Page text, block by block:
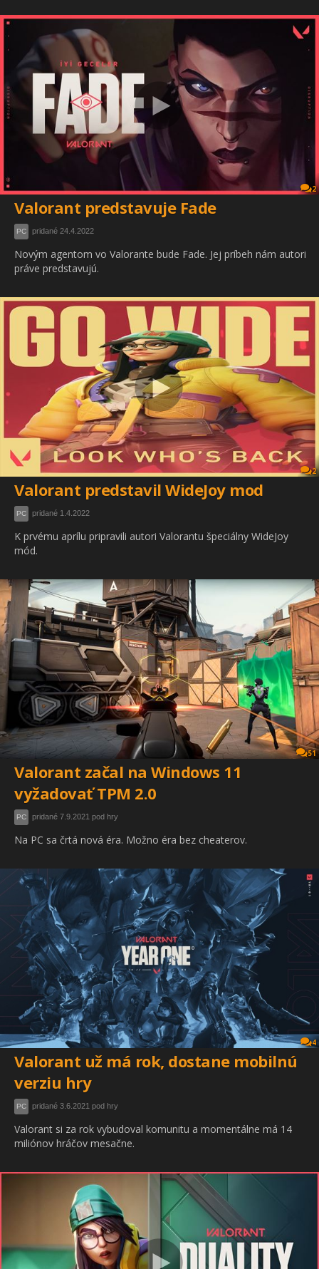
2
Valorant predstavuje Fade
PC pridané 24.4.2022
Novým agentom vo Valorante bude Fade. Jej príbeh nám autori
práve predstavujú.
2
Valorant predstavil WideJoy mod
PC pridané 1.4.2022
K prvému aprílu pripravili autori Valorantu špeciálny WideJoy
mód.
51
Valorant začal na Windows 11
vyžadovať TPM 2.0
PC pridané 7.9.2021 pod hry
Na PC sa črtá nová éra. Možno éra bez cheaterov.
4
Valorant už má rok, dostane mobilnú
verziu hry
PC pridané 3.6.2021 pod hry
Valorant si za rok vybudoval komunitu a momentálne má 14
miliónov hráčov mesačne.